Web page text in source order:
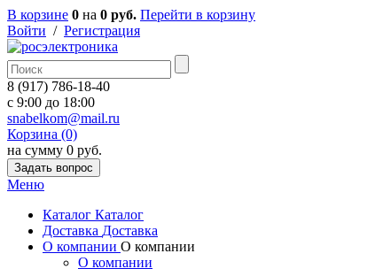
В корзине 0 на 0 руб. Перейти в корзину
Войти / Регистрация
8 (917) 786-18-40
c 9:00 до 18:00
snabelkom@mail.ru
Корзина (0)
на сумму 0 руб.
Задать вопрос
Меню
Каталог Каталог
Доставка Доставка
О компании О компании
О компании